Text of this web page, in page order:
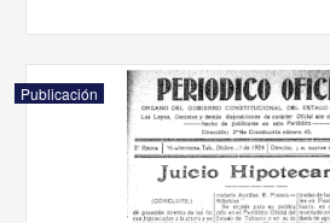
Publicación